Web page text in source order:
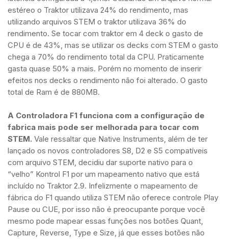
estéreo o Traktor utilizava 24% do rendimento, mas
utilizando arquivos STEM o traktor utilizava 36% do
rendimento. Se tocar com traktor em 4 deck o gasto de
CPU é de 43%, mas se utilizar os decks com STEM o gasto
chega a 70% do rendimento total da CPU. Praticamente
gasta quase 50% a mais. Porém no momento de inserir
efeitos nos decks o rendimento não foi alterado. O gasto
total de Ram é de 880MB.
A Controladora F1 funciona com a configuração de
fabrica mais pode ser melhorada para tocar com
STEM. Vale ressaltar que Native Instruments, além de ter
lançado os novos controladores S8, D2 e S5 compatíveis
com arquivo STEM, decidiu dar suporte nativo para o
“velho” Kontrol F1 por um mapeamento nativo que está
incluído no Traktor 2.9. Infelizmente o mapeamento de
fábrica do F1 quando utiliza STEM não oferece controle Play
Pause ou CUE, por isso não é preocupante porque você
mesmo pode mapear essas funções nos botões Quant,
Capture, Reverse, Type e Size, já que esses botões não